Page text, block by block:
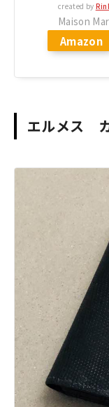
created by
Maison
Amazon
エルメス